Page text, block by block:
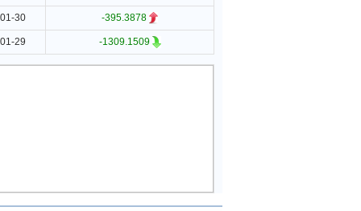
30 -395.3878
29 -1309.1509